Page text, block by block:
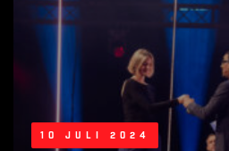
10 juli 2024